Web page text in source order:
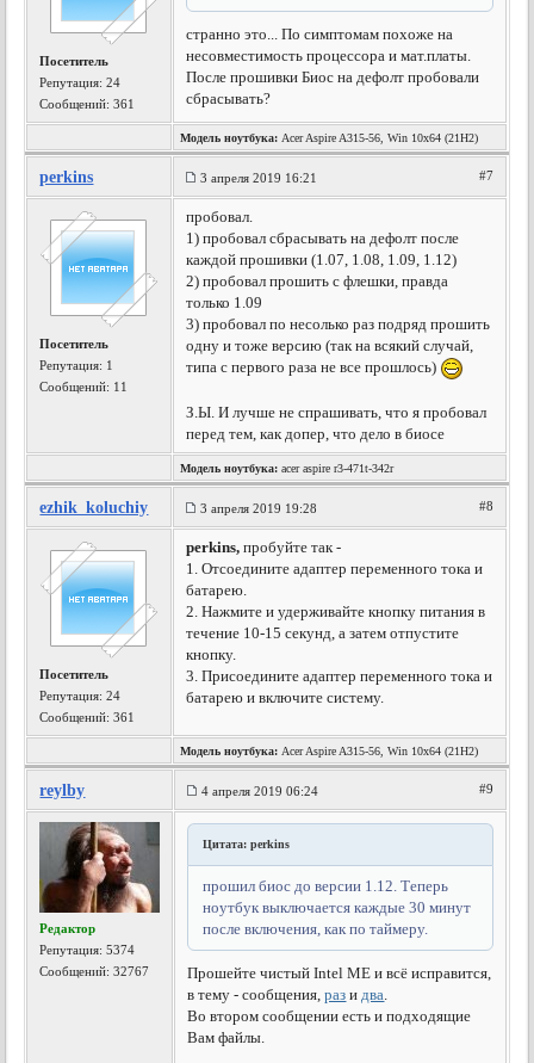
Посетитель
Репутация:24
Сообщений: 361
странно это... По симптомам похоже на
несовместимость процессора и мат.платы.
После прошивки Биос на дефолт пробовали
сбрасывать?
Модель ноутбука: Acer Aspire A315-56, Win 10x64 (21H2)
perkins 3 апреля 2019 16:21 #7
Посетитель
Репутация: 1
Сообщений: 11
пробовал.
1) пробовал сбрасывать на дефолт после
каждой прошивки (1.07, 1.08, 1.09, 1.12)
2) пробовал прошить с флешки, правда
только 1.09
3) пробовал по несолько раз подряд прошить
одну и тоже версию (так на всякий случай,
типа с первого раза не все прошлось)
З.Ы. И лучше не спрашивать, что я пробовал
перед тем, как допер, что дело в биосе
Модель ноутбука: acer aspire r3-471t-342r
ezhik_koluchiy 3 апреля 2019 19:28 #8
Посетитель
Репутация:24
Сообщений: 361
perkins,пробуйте так -
1. Отсоедините адаптер переменного тока и
батарею.
2. Нажмите и удерживайте кнопку питания в
течение 10-15 секунд, а затем отпустите
кнопку.
3. Присоедините адаптер переменного тока и
батарею и включите систему.
Модель ноутбука: Acer Aspire A315-56, Win 10x64 (21H2)
reylby 4 апреля 2019 06:24 #9
Редактор
Репутация:5374
Сообщений: 32767
Цитата: perkins
прошил биос до версии 1.12. Теперь
ноутбук выключается каждые 30 минут
после включения, как по таймеру.
Прошейте чистый Intel ME и всё исправится,
в тему - сообщения,раз идва.
Во втором сообщении есть и подходящие
Вам файлы.